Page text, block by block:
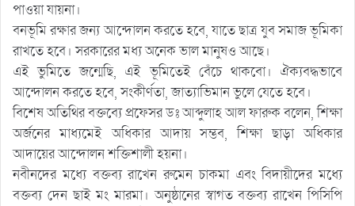
পাওয়া যায়না।
বনভূমি রক্ষার জন্য আন্দোলন করতে হবে, যাতে ছাত্র যুব সমাজ ভূমিকা
রাখতে হবে। সরকারের মধ্য অনেক ভাল মানুষও আছে।
এই ভুমিতে জন্মেছি, এই ভূমিতেই বেঁচে থাকবো। ঐক্যবদ্ধভাবে
আন্দোলন করতে হবে, সংকীর্ণতা, জাত্যাভিমান ভুলে যেতে হবে।
বিশেষ অতিথির বক্তব্যে প্রফেসর ডঃ আব্দুলাহ আল ফারুক বলেন, শিক্ষা
অর্জনের মাধ্যমেই অধিকার আদায় সম্ভব, শিক্ষা ছাড়া অধিকার
আদায়ের আন্দোলন শক্তিশালী হয়না।
নবীনদের মধ্যে বক্তব্য রাখেন রুমেন চাকমা এবং বিদায়ীদের মধ্যে
বক্তব্য দেন ছাই মং মারমা। অনুষ্ঠানের স্বাগত বক্তব্য রাখেন পিসিপি